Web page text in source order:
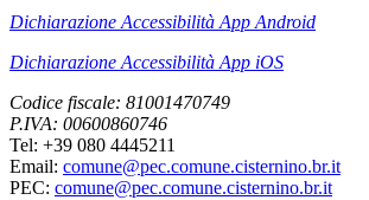
Dichiarazione Accessibilità App Android
Dichiarazione Accessibilità App iOS
Codice fiscale: 81001470749
P.IVA: 00600860746
Tel: +39 080 4445211
Email: comune@pec.comune.cisternino.br.it
PEC: comune@pec.comune.cisternino.br.it